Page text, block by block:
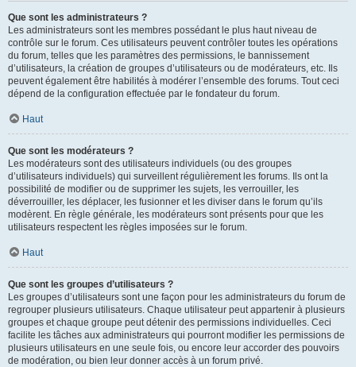
Que sont les administrateurs ?
Les administrateurs sont les membres possédant le plus haut niveau de
contrôle sur le forum. Ces utilisateurs peuvent contrôler toutes les opérations
du forum, telles que les paramètres des permissions, le bannissement
d’utilisateurs, la création de groupes d’utilisateurs ou de modérateurs, etc. Ils
peuvent également être habilités à modérer l’ensemble des forums. Tout ceci
dépend de la configuration effectuée par le fondateur du forum.
Haut
Que sont les modérateurs ?
Les modérateurs sont des utilisateurs individuels (ou des groupes
d’utilisateurs individuels) qui surveillent régulièrement les forums. Ils ont la
possibilité de modifier ou de supprimer les sujets, les verrouiller, les
déverrouiller, les déplacer, les fusionner et les diviser dans le forum qu’ils
modèrent. En règle générale, les modérateurs sont présents pour que les
utilisateurs respectent les règles imposées sur le forum.
Haut
Que sont les groupes d’utilisateurs ?
Les groupes d’utilisateurs sont une façon pour les administrateurs du forum de
regrouper plusieurs utilisateurs. Chaque utilisateur peut appartenir à plusieurs
groupes et chaque groupe peut détenir des permissions individuelles. Ceci
facilite les tâches aux administrateurs qui pourront modifier les permissions de
plusieurs utilisateurs en une seule fois, ou encore leur accorder des pouvoirs
de modération, ou bien leur donner accès à un forum privé.